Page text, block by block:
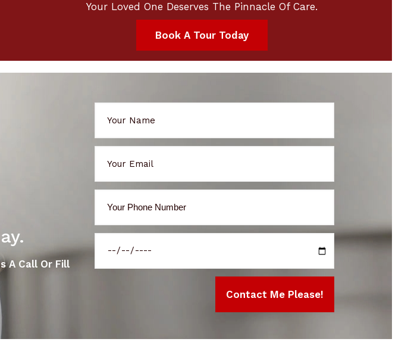
Your Loved One Deserves The Pinnacle Of Care.
Book A Tour Today
A Call Or Fill